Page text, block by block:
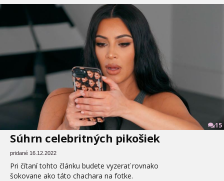
15
Súhrn celebritných pikošiek
pridané 16.12.2022
Pri čítaní tohto článku budete vyzerať rovnako
šokovane ako táto chachara na fotke.